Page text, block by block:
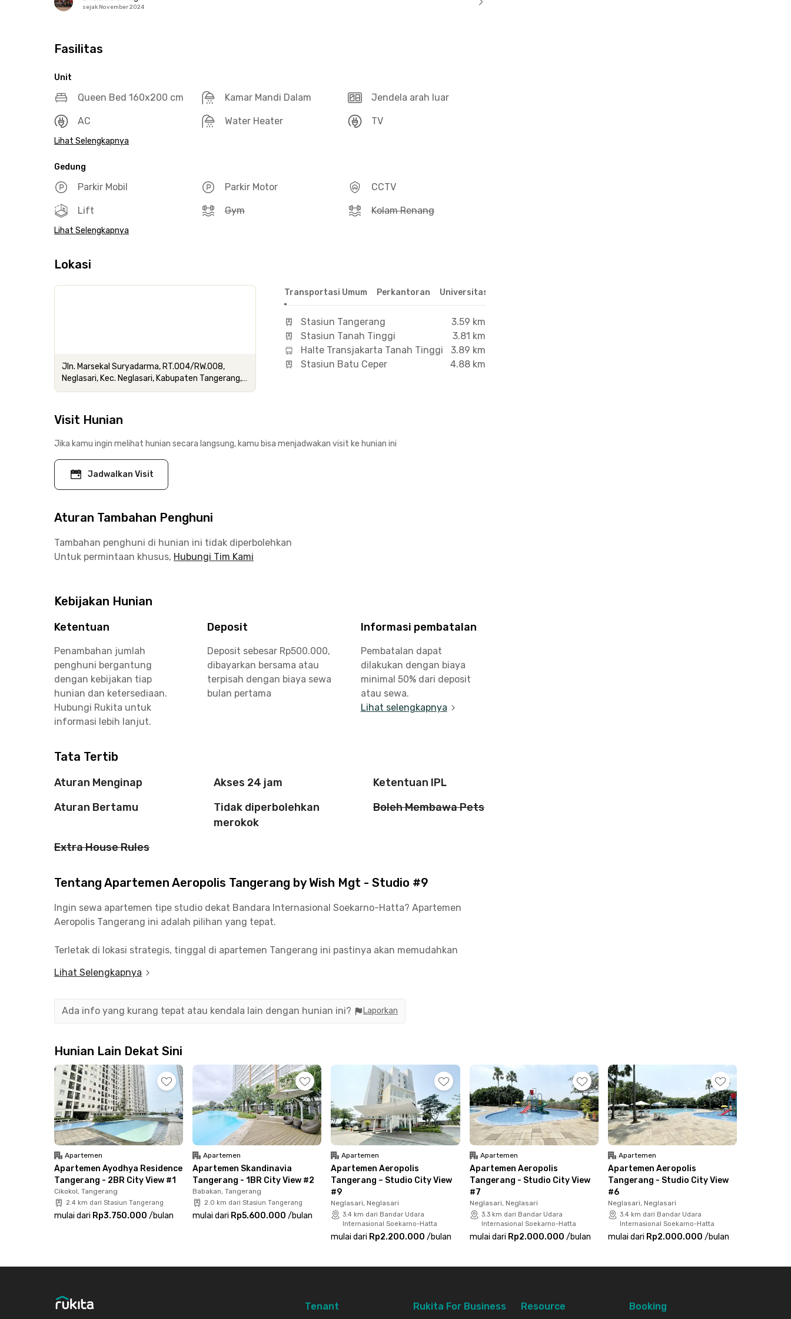
sejak November 2024
Fasilitas
Unit
Queen Bed 160x200 cm Kamar Mandi Dalam Jendela arah luar
AC Water Heater TV
Lihat Selengkapnya
Gedung
Parkir Mobil Parkir Motor CCTV
Lift Gym Kolam Renang
Lihat Selengkapnya
Lokasi
Jln. Marsekal Suryadarma, RT.004/RW.008,
Neglasari, Kec. Neglasari, Kabupaten Tangerang,
Banten
Transportasi Umum Perkantoran Universitas
Stasiun Tangerang
3.59 km
Stasiun Tanah Tinggi
3.81 km
Halte Transjakarta Tanah Tinggi
3.89 km
Stasiun Batu Ceper
4.88 km
Visit Hunian
Jika kamu ingin melihat hunian secara langsung, kamu bisa menjadwakan visit ke hunian ini
Jadwalkan Visit
Aturan Tambahan Penghuni
Tambahan penghuni di hunian ini tidak diperbolehkan
Untuk permintaan khusus, Hubungi Tim Kami
Kebijakan Hunian
Ketentuan
Penambahan jumlah
penghuni bergantung
dengan kebijakan tiap
hunian dan ketersediaan.
Hubungi Rukita untuk
informasi lebih lanjut.
Deposit
Deposit sebesar Rp500.000,
dibayarkan bersama atau
terpisah dengan biaya sewa
bulan pertama
Informasi pembatalan
Pembatalan dapat
dilakukan dengan biaya
minimal 50% dari deposit
atau sewa.
Lihat selengkapnya
Tata Tertib
Aturan Menginap Akses 24 jam
Ketentuan IPL
Aturan Bertamu
Tidak diperbolehkan
merokok
Boleh Membawa Pets
Extra House Rules
Tentang Apartemen Aeropolis Tangerang by Wish Mgt - Studio #9
Ingin sewa apartemen tipe studio dekat Bandara Internasional Soekarno-Hatta? Apartemen
Aeropolis Tangerang ini adalah pilihan yang tepat.
Terletak di lokasi strategis, tinggal di apartemen Tangerang ini pastinya akan memudahkan
membutuhkan waktu kurang dari 30 menit perjalanan saja.
Selain dekat bandara, kamu juga bisa menemukan berbagai pusat perbelanjaan hingga kuliner di
sekitarnya, seperti TangCity Mall, Pasar Lama Tangerang, Kopi Bajawa Flores, hingga McDonald’s.
Apartemen Aeropolis Tangerang ini menyediakan unit berperabot lengkap dengan AC, TV, kamar
mandi dengan shower dan wastafel, kulkas, hingga dispenser. Komplet banget, kan? Yuk,
langsung booking sekarang juga untuk upgrade gaya hidupmu sebelum kehabisan unitnya!
Lihat Selengkapnya
Ada info yang kurang tepat atau kendala lain dengan hunian ini? Laporkan
Hunian Lain Dekat Sini
Apartemen
Apartemen Ayodhya Residence
Tangerang - 2BR City View #1
Cikokol, Tangerang
2.4 km dari Stasiun Tangerang
mulai dari Rp3.750.000 /bulan
Apartemen
Apartemen Skandinavia
Tangerang - 1BR City View #2
Babakan, Tangerang
2.0 km dari Stasiun Tangerang
mulai dari Rp5.600.000 /bulan
Apartemen
Apartemen Aeropolis
Tangerang – Studio City View
#9
Neglasari, Neglasari
3.4 km dari Bandar Udara
Internasional Soekarno-Hatta
mulai dari Rp2.200.000 /bulan
Apartemen
Apartemen Aeropolis
Tangerang - Studio City View
#7
Neglasari, Neglasari
3.3 km dari Bandar Udara
Internasional Soekarno-Hatta
mulai dari Rp2.000.000 /bulan
Apartemen
Apartemen Aeropolis
Tangerang - Studio City View
#6
Neglasari, Neglasari
3.4 km dari Bandar Udara
Internasional Soekarno-Hatta
mulai dari Rp2.000.000 /bulan
Tenant Rukita For Business Resource Booking